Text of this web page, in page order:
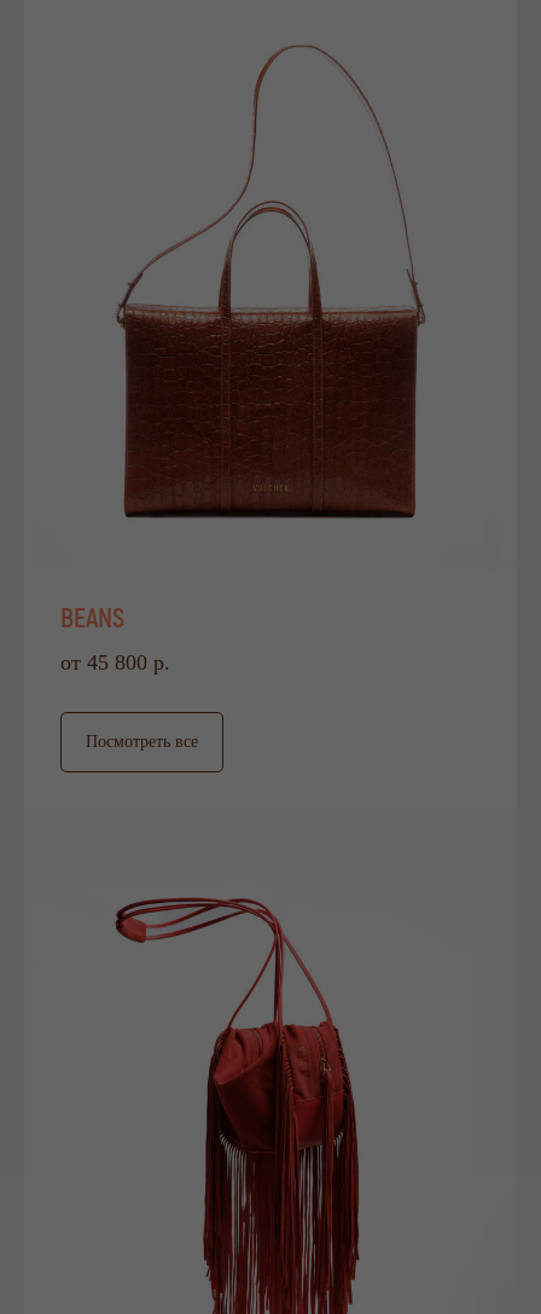
BEANS
от 45 800 р.
Посмотреть все